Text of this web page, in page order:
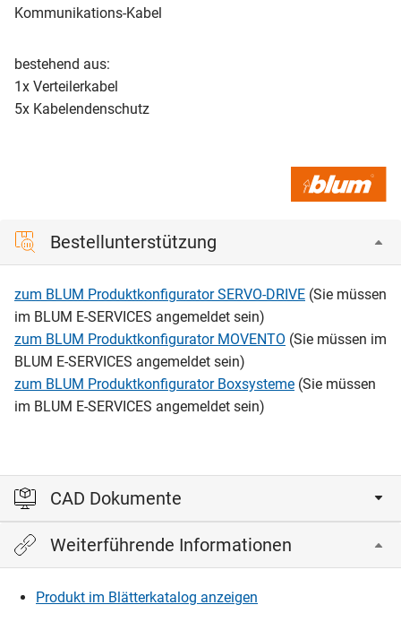
Kommunikations-Kabel
bestehend aus:
1x Verteilerkabel
5x Kabelendenschutz
Bestellunterstützung
zum BLUM Produktkonfigurator SERVO-DRIVE (Sie müssen
im BLUM E-SERVICES angemeldet sein)
zum BLUM Produktkonfigurator MOVENTO (Sie müssen im
BLUM E-SERVICES angemeldet sein)
zum BLUM Produktkonfigurator Boxsysteme (Sie müssen
im BLUM E-SERVICES angemeldet sein)
CAD Dokumente
Bitte einloggen, um die CAD‑Dateien anzeigen und
herunterladen zu können.
Weiterführende Informationen
Produkt im Blätterkatalog anzeigen